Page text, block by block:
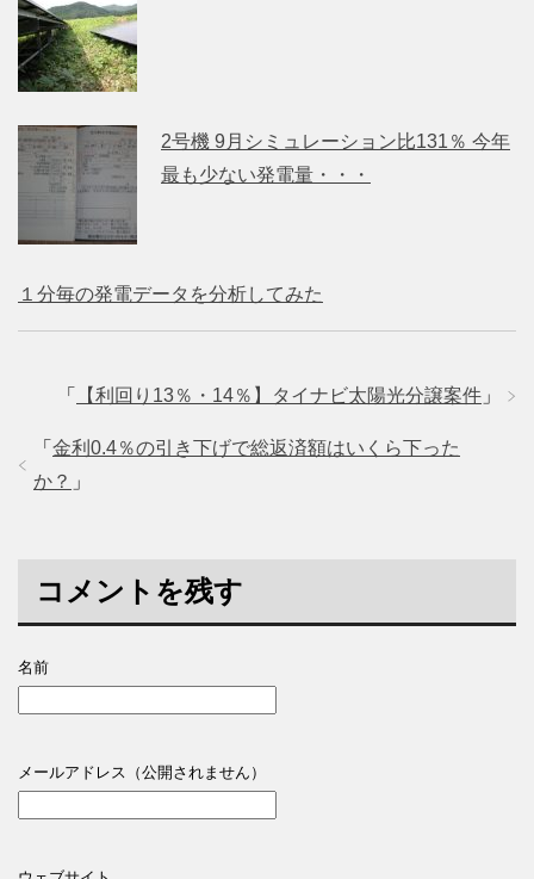
2号機 9月シミュレーション比131％ 今年
最も少ない発電量・・・
１分毎の発電データを分析してみた
「 【利回り13％・14％】タイナビ太陽光分譲案件 」
「 金利0.4％の引き下げで総返済額はいくら下った
か？ 」
コメントを残す
名前
メールアドレス（公開されません）